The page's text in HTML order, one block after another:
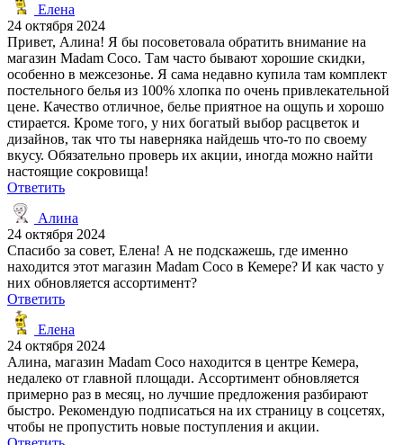
Елена
24 октября 2024
Привет, Алина! Я бы посоветовала обратить внимание на
магазин Madam Coco. Там часто бывают хорошие скидки,
особенно в межсезонье. Я сама недавно купила там комплект
постельного белья из 100% хлопка по очень привлекательной
цене. Качество отличное, белье приятное на ощупь и хорошо
стирается. Кроме того, у них богатый выбор расцветок и
дизайнов, так что ты наверняка найдешь что-то по своему
вкусу. Обязательно проверь их акции, иногда можно найти
настоящие сокровища!
Ответить
Алина
24 октября 2024
Спасибо за совет, Елена! А не подскажешь, где именно
находится этот магазин Madam Coco в Кемере? И как часто у
них обновляется ассортимент?
Ответить
Елена
24 октября 2024
Алина, магазин Madam Coco находится в центре Кемера,
недалеко от главной площади. Ассортимент обновляется
примерно раз в месяц, но лучшие предложения разбирают
быстро. Рекомендую подписаться на их страницу в соцсетях,
чтобы не пропустить новые поступления и акции.